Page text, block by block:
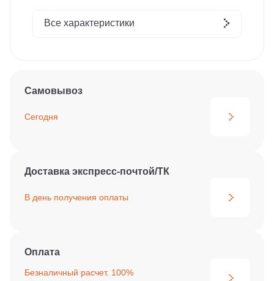
Все характеристики
Самовывоз
Сегодня
Доставка экспресс-почтой/ТК
В день получения оплаты
Оплата
Безналичный расчет. 100%